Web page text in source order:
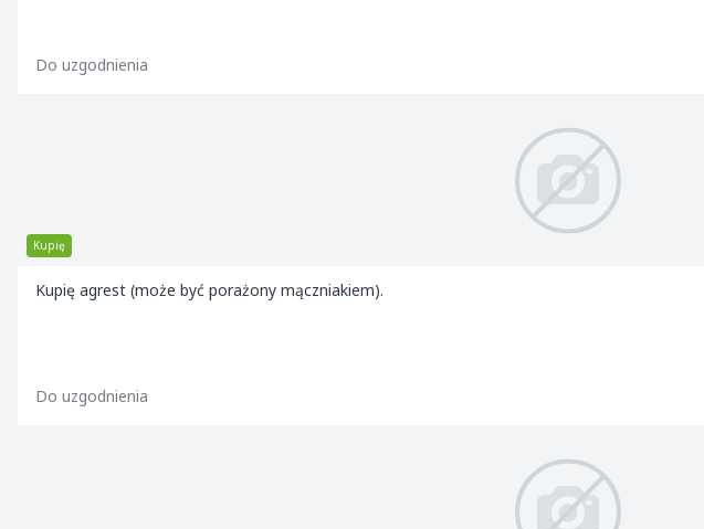
Do uzgodnienia
Kupię
Kupię agrest (może być porażony mączniakiem).
Do uzgodnienia